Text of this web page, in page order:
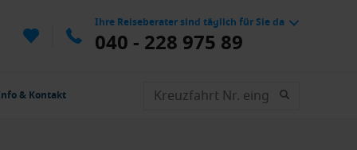
Ihre Reiseberater sind täglich für Sie da
040 - 228 975 89
& Kontakt